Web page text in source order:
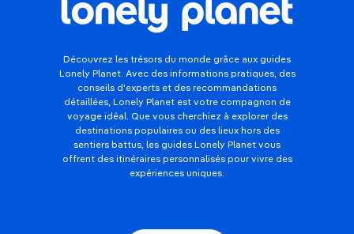
Découvrez les trésors du monde grâce aux guides
Lonely Planet. Avec des informations pratiques, des
conseils d'experts et des recommandations
détaillées, Lonely Planet est votre compagnon de
voyage idéal. Que vous cherchiez à explorer des
destinations populaires ou des lieux hors des
sentiers battus, les guides Lonely Planet vous
offrent des itinéraires personnalisés pour vivre des
expériences uniques.